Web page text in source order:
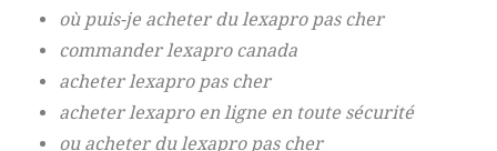
où puis-je acheter du lexapro pas cher
commander lexapro canada
acheter lexapro pas cher
acheter lexapro en ligne en toute sécurité
ou acheter du lexapro pas cher